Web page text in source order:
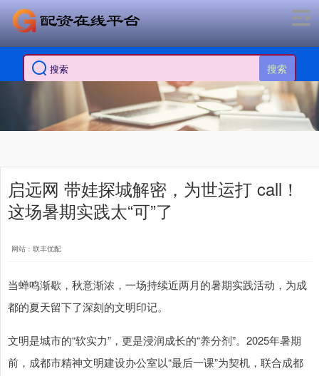
搜索
启远网 带娃探城解密，为世运打 call！
这场暑期实践太“可”了
网站：联丰优配
当蝉鸣渐歇，秋意渐浓，一场持续近两月的暑期实践活动，为成
都的夏天留下了深刻的文明印记。
文明是城市的“软实力”，更是浸润成长的“养分剂”。2025年暑期
前，成都市精神文明建设办公室以“最后一课”为契机，联合成都